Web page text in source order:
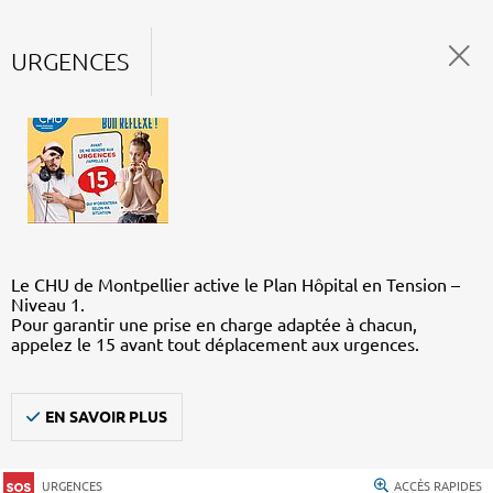
URGENCES
Le CHU de Montpellier active le Plan Hôpital en Tension –
Niveau 1.
Pour garantir une prise en charge adaptée à chacun,
appelez le 15 avant tout déplacement aux urgences.
EN SAVOIR PLUS
URGENCES ACCÈS RAPIDES